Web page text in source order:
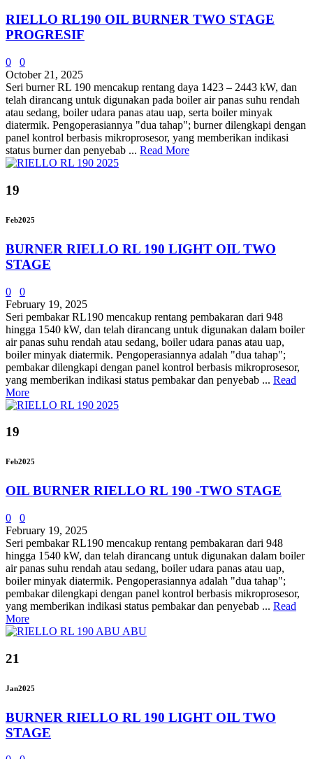
RIELLO RL190 OIL BURNER TWO STAGE
PROGRESIF
0
0
October 21, 2025
Seri burner RL 190 mencakup rentang daya 1423 – 2443 kW, dan
telah dirancang untuk digunakan pada boiler air panas suhu rendah
atau sedang, boiler udara panas atau uap, serta boiler minyak
diatermik. Pengoperasiannya "dua tahap"; burner dilengkapi dengan
panel kontrol berbasis mikroprosesor, yang memberikan indikasi
status burner dan penyebab ... Read More
19
Feb2025
BURNER RIELLO RL 190 LIGHT OIL TWO
STAGE
0
0
February 19, 2025
Seri pembakar RL190 mencakup rentang pembakaran dari 948
hingga 1540 kW, dan telah dirancang untuk digunakan dalam boiler
air panas suhu rendah atau sedang, boiler udara panas atau uap,
boiler minyak diatermik. Pengoperasiannya adalah "dua tahap";
pembakar dilengkapi dengan panel kontrol berbasis mikroprosesor,
yang memberikan indikasi status pembakar dan penyebab ... Read
More
19
Feb2025
OIL BURNER RIELLO RL 190 -TWO STAGE
0
0
February 19, 2025
Seri pembakar RL190 mencakup rentang pembakaran dari 948
hingga 1540 kW, dan telah dirancang untuk digunakan dalam boiler
air panas suhu rendah atau sedang, boiler udara panas atau uap,
boiler minyak diatermik. Pengoperasiannya adalah "dua tahap";
pembakar dilengkapi dengan panel kontrol berbasis mikroprosesor,
yang memberikan indikasi status pembakar dan penyebab ... Read
More
21
Jan2025
BURNER RIELLO RL 190 LIGHT OIL TWO
STAGE